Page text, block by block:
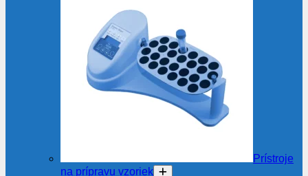
Prístroje
na prípravu vzoriek